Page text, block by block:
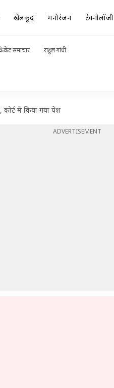
खेलकूद मनोरंजन टेक्नोलॉजी
समाचार राहुल गांधी
में किया गया पेश
ADVERTISEMENT